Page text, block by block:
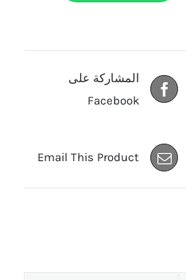
المشاركة على
Facebook
Email This Product